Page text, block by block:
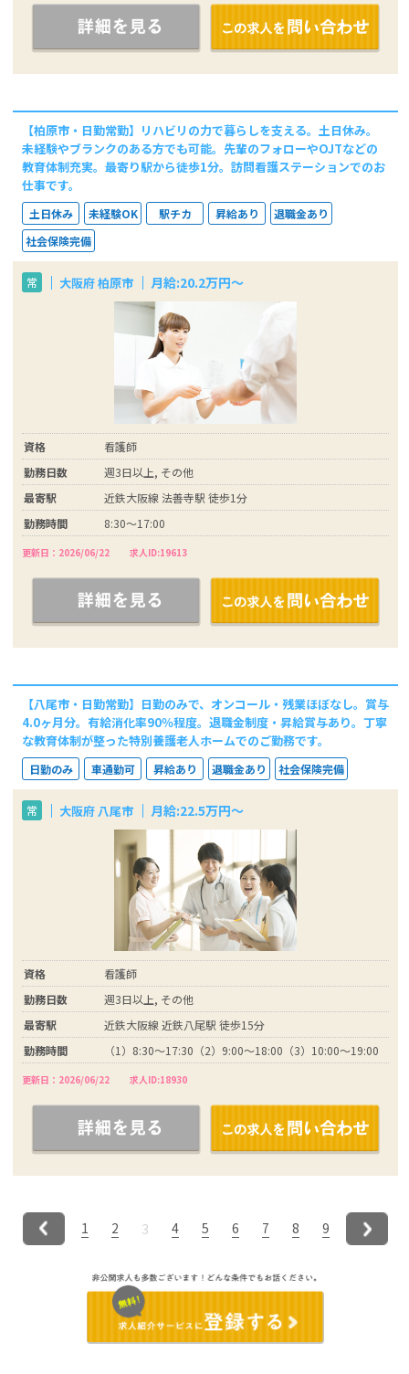
【柏原市・日勤常勤】リハビリの力で暮らしを支える。土日休み。
未経験やブランクのある方でも可能。先輩のフォローやOJTなどの
教育体制充実。最寄り駅から徒歩1分。訪問看護ステーションでのお
仕事です。
土日休み 未経験OK 駅チカ 昇給あり
退職金あり
社会保険完備
常 大阪府 柏原市 月給:20.2万円～
資格
看護師
勤務日数
週3日以上, その他
最寄駅
近鉄大阪線 法善寺駅 徒歩1分
勤務時間
8:30～17:00
更新日：2026/06/22 求人ID:19613
【八尾市・日勤常勤】日勤のみで、オンコール・残業ほぼなし。賞与
4.0ヶ月分。有給消化率90％程度。退職金制度・昇給賞与あり。丁寧
な教育体制が整った特別養護老人ホームでのご勤務です。
日勤のみ 車通勤可 昇給あり 退職金あり 社会保険完備
常 大阪府 八尾市 月給:22.5万円～
資格
看護師
勤務日数
週3日以上, その他
最寄駅
近鉄大阪線 近鉄八尾駅 徒歩15分
勤務時間
（1）8:30～17:30（2）9:00～18:00（3）10:00～19:00
更新日：2026/06/22 求人ID:18930
1 2 3 4 5 6 7 8 9